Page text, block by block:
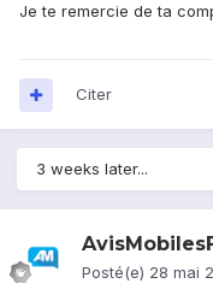
Je te remercie de ta
Citer
3 weeks later...
Posté(e) 28 mai